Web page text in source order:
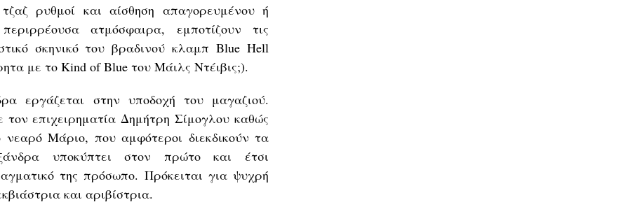
τζαζ ρυθμοί και αίσθηση απαγορευμένου ή
ατμόσφαιρα, εμποτίζουν τις
σκηνικό του βραδινού κλαμπ Blue Hell
με το Kind of Blue του Μάιλς Ντέιβις;).
εργάζεται στην υποδοχή του μαγαζιού.
επιχειρηματία Δημήτρη Σίμογλου καθώς
Μάριο, που αμφότεροι διεκδικούν τα
υποκύπτει στον πρώτο και έτσι
της πρόσωπο. Πρόκειται για ψυχρή
και αριβίστρια.